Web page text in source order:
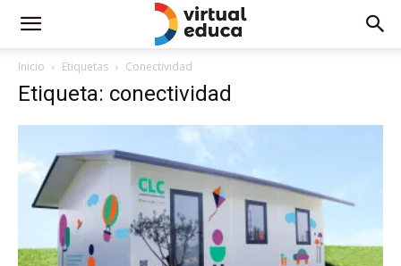
Inicio Etiquetas Conectividad
Etiqueta: conectividad